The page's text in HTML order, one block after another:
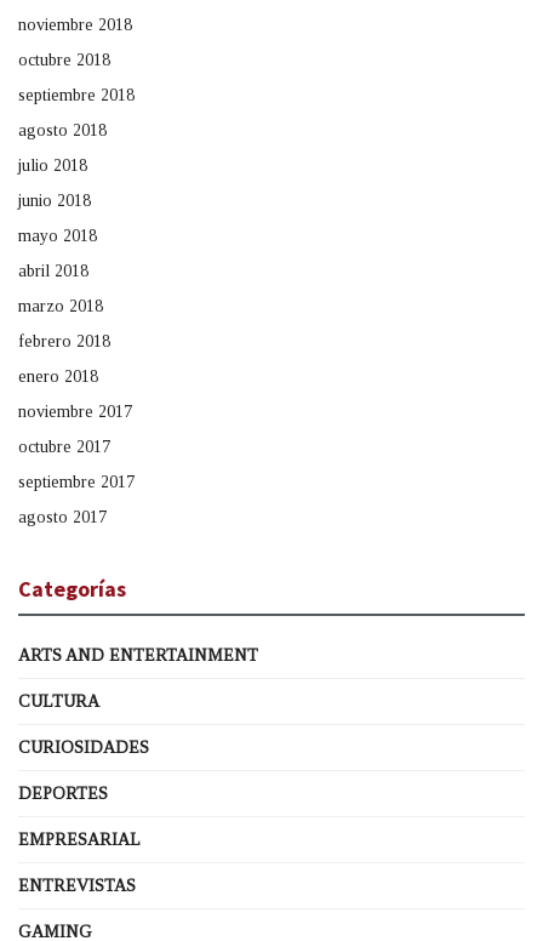
noviembre 2018
octubre 2018
septiembre 2018
agosto 2018
julio 2018
junio 2018
mayo 2018
abril 2018
marzo 2018
febrero 2018
enero 2018
noviembre 2017
octubre 2017
septiembre 2017
agosto 2017
Categorías
ARTS AND ENTERTAINMENT
CULTURA
CURIOSIDADES
DEPORTES
EMPRESARIAL
ENTREVISTAS
GAMING